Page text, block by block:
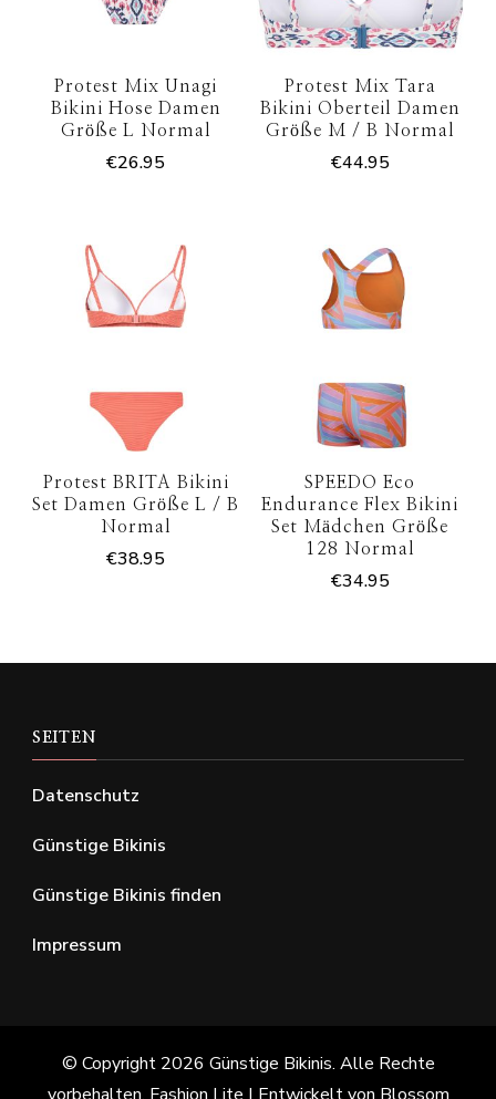
Protest Mix Unagi
Bikini Hose Damen
Größe L Normal
€26.95
Protest Mix Tara
Bikini Oberteil Damen
Größe M / B Normal
€44.95
Protest BRITA Bikini
Set Damen Größe L / B
Normal
€38.95
SPEEDO Eco
Endurance Flex Bikini
Set Mädchen Größe
128 Normal
€34.95
SEITEN
Datenschutz
Günstige Bikinis
Günstige Bikinis finden
Impressum
© Copyright 2026 Günstige Bikinis. Alle Rechte